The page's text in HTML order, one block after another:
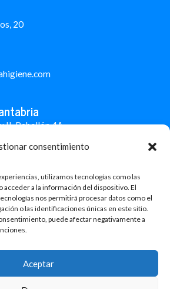
consentimiento
utilizamos tecnologías como las
acceder a la información del dispositivo. El
nos permitirá procesar datos como el
o las identificaciones únicas en este sitio.
puede afectar negativamente a
Aceptar
20
II. Pabellón 4A